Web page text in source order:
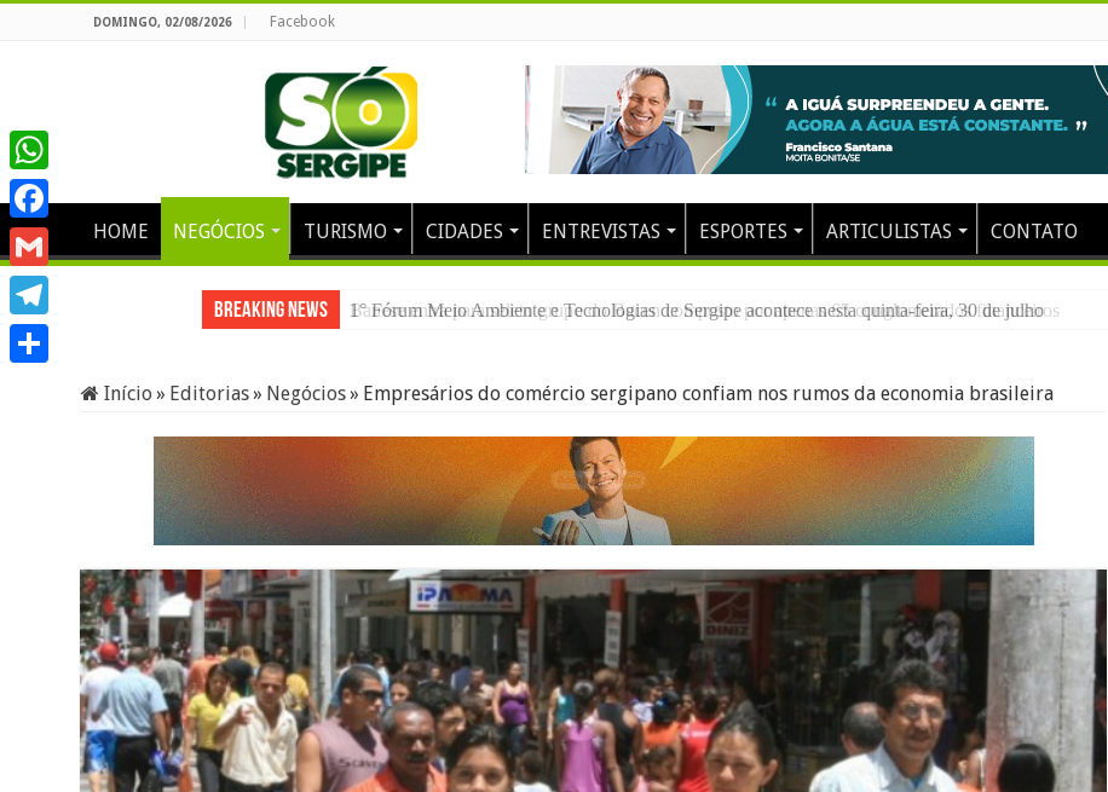
DOMINGO, 02/08/2026 Facebook
HOME NEGÓCIOS TURISMO CIDADES ENTREVISTAS ESPORTES ARTICULISTAS CONTATO
Breaking News 1° Fórum Meio Ambiente e Tecnologias de Sergipe acontece nesta quinta-feira, 30 de julho
Início » Editorias» Negócios» Empresários do comércio sergipano confiam nos rumos da economia brasileira
WhatsApp
Facebook
Gmail
Telegram